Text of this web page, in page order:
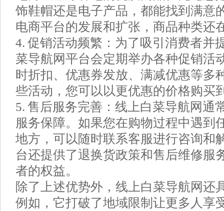
饰鞋帽还是电子产品，都能找到满意
电商平台的发展和扩张，商品种类还
4. 促销活动频繁：为了吸引消费者并
菜导航网平台会定期举办各种促销活
时折扣、优惠券发放、满减优惠等多
些活动，您可以以更优惠的价格购买
5. 售后服务完善：线上白菜导航网通
服务保障。如果您在购物过程中遇到
地方，可以随时联系客服进行咨询和
台还提供了退换货政策和售后维修服
者的权益。
除了上述优势外，线上白菜导航网还
例如，它打破了地域限制让更多人享